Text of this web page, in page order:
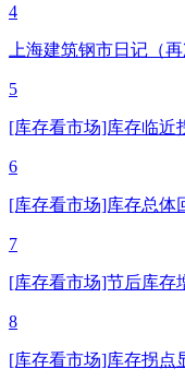
4
上海建筑钢市日记（再
5
[库存看市场]库存临近
6
[库存看市场]库存总体
7
[库存看市场]节后库存
8
[库存看市场]库存拐点